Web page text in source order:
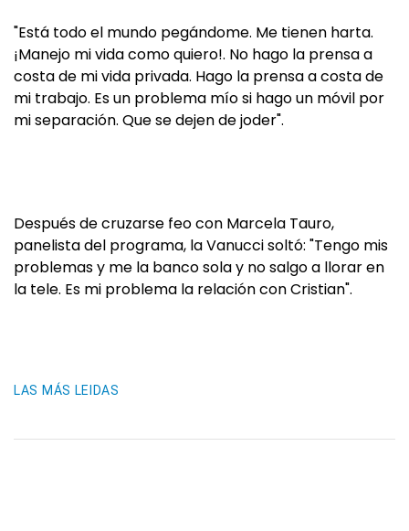
"Está todo el mundo pegándome. Me tienen harta.
¡Manejo mi vida como quiero!. No hago la prensa a
costa de mi vida privada. Hago la prensa a costa de
mi trabajo. Es un problema mío si hago un móvil por
mi separación. Que se dejen de joder".
Después de cruzarse feo con Marcela Tauro,
panelista del programa, la Vanucci soltó: "Tengo mis
problemas y me la banco sola y no salgo a llorar en
la tele. Es mi problema la relación con Cristian".
LAS MÁS LEIDAS